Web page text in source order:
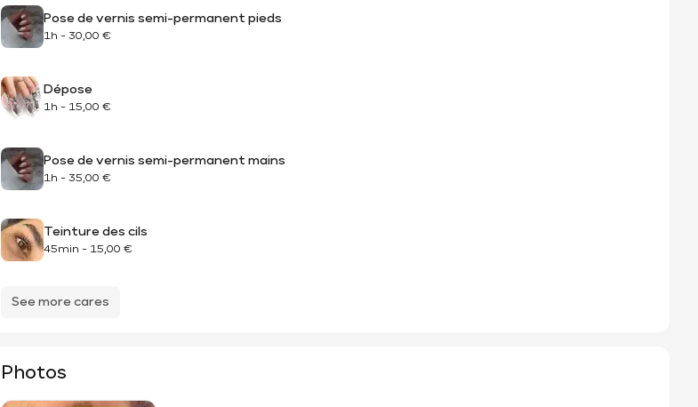
Pose de vernis semi-permanent pieds
1h - 30,00 €
Dépose
1h - 15,00 €
Pose de vernis semi-permanent mains
1h - 35,00 €
Teinture des cils
45min - 15,00 €
See more cares
Photos